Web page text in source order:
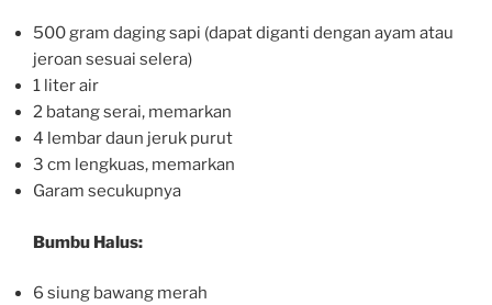
500 gram daging sapi (dapat diganti dengan ayam atau
jeroan sesuai selera)
1 liter air
2 batang serai, memarkan
4 lembar daun jeruk purut
3 cm lengkuas, memarkan
Garam secukupnya
Bumbu Halus:
6 siung bawang merah